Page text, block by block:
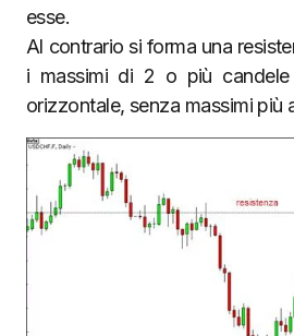
esse.
Al contrario si forma una
i massimi di 2 o più
orizzontale, senza massimi più